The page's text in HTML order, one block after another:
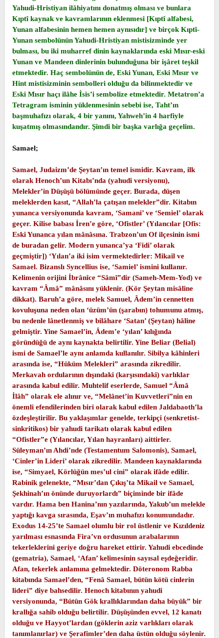
Yahudi-Hristiyan ilâhiyatını donatmış olması ve bunlara
Kıptî kaynak ve kavramlarının eklenmesi [Kıptî alfabesi,
Yunan alfabesinin hemen hemen aynısıdır] ve birçok Kıptî-
Yunan sembolünün Yahudi-Hristiyan mistisizminde yer
bulması, bu iki muharref dinin kaynaklarında eski Mısır-eski
Yunan ve Mandeen dinlerinin bulunduğuna bir işâret teşkil
etmektedir. Haç sembolünün de, Eski Yunan, Eski Mısır ve
Hint mistisizminin sembolleri olduğu da bilinmektedir ve
Eski Mısır haçı ilâhe İsis’i sembolize etmektedir. Metatron’a
Tetragram isminin yüklenmesinin sebebi ise, Taht’ın
başmuhafızı olarak, 4 bir yanını, Yahweh’in 4 harfiyle
kuşatmış olmasındandır. Şimdi bir başka varlığa geçelim.
Samael;
Samael, Judaizm’de Şeytan’ın temel ismidir. Kavram, ilk
olarak Henoch’un Kitabı’nda (yahudi versiyonu),
Melekler’in Düşüşü bölümünde geçer. Burada, düşen
meleklerden kasıt, “Allah’la çatışan melekler”dir. Kitabın
yunanca versiyonunda kavram, ‘Samani’ ve ‘Semiel’ olarak
geçer. Kilise babası İren’e göre, ‘Ofistler’ (Yılancılar [Ofis:
Eski Yunanca yılan mânâsına. Trabzon’un Of ilçesinin ismi
de buradan gelir. Modern yunanca’ya ‘Fidi’ olarak
geçmiştir]) ‘Yılan’a iki isim vermektedirler: Mikail ve
Samael. Bizanslı Syncellius ise, ‘Samiel’ ismini kullanır.
Kelimenin orijini İbrânîce “Sâmî”dir (Sameh-Mem-Yod) ve
kavram “Âmâ” mânâsını yüklenir. (Kör Şeytan misâline
dikkat). Baruh’a göre, melek Samuel, Âdem’in cennetten
kovuluşuna neden olan ‘üzüm’ün (şarabın) tohumunu atmış,
bu nedenle lânetlenmiş ve bilâhare ‘Satan’ (Şeytan) hâline
gelmiştir. Yine Samael’in, Âdem’e ‘yılan’ kılığında
göründüğü de aynı kaynakta belirtilir. Yine Beliar (Belial)
ismi de Samael’le aynı anlamda kullanılır. Sibilya kâhinleri
arasında ise, “Hüküm Melekleri” arasında zikredilir.
Merkavah ordularının dışındaki (karşısındaki) varlıklar
arasında kabul edilir. Muhtelif eserlerde, Samuel “Âmâ
İlâh” olarak ele alınır ve, “Melânet’in Kuvvetleri”nin en
önemli efendilerinden biri olarak kabul edilen Jaldabaoth’la
özdeşleştirilir. Bu yaklaşımlar genelde, terkipçi (senkretist-
sinkritikos) bir yahudi tarikatı olarak kabul edilen
“Ofistler”e (Yılancılar, Yılan hayranları) aittirler.
Süleyman’ın Ahdi’nde (Testamentum Salomonis), Samael,
‘Cinler’in Lideri’ olarak zikredilir. Mandeen kaynaklarında
ise, “Simyael, Körlüğün mes’ul cini” olarak ifâde edilir.
Rabinik gelenekte, “Mısır’dan Çıkış’ta Mikail ve Samael,
Şekhinah’ın önünde duruyorlardı” biçiminde bir ifâde
vardır. Hama ben Hanina’nın yazılarında, Yakub’un melekle
yaptığı kavga sırasında, Eşav’ın muhafızı konumundadır.
Exodus 14-25’te Samael olumlu bir rol üstlenir ve Kızıldeniz
yarılması esnasında Fira’vn ordusunun arabalarının
tekerleklerini geriye doğru hareket ettirir. Yahudi ebcedinde
(gematria), Samael, ‘Afan’ kelimesinin sayısal eşdeğeridir.
Afan, tekerlek anlamına gelmektedir. Döteronom Rabba
kitabında Samael’den, “Fenâ Samael, bütün kötü cinlerin
lideri” diye bahsedilir. Henoch kitabının yahudi
versiyonunda, “Bütün Gök krallıklarından daha büyük” bir
krallığa sahib olduğu belirtilir. Düşüşünden evvel, 12 kanatı
olduğu ve Hayyot’lardan (göklerin aziz varlıkları olarak
tanımlanırlar) ve Şerafimler’den daha üstün olduğu söylenir.